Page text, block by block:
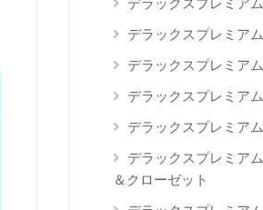
デラックスプレミア
デラックスプレミア
デラックスプレミア
デラックスプレミア
デラックスプレミア
デラックスプレミア
＆クローゼット